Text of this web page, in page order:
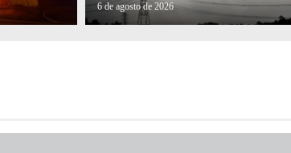
6 de agosto de 2026